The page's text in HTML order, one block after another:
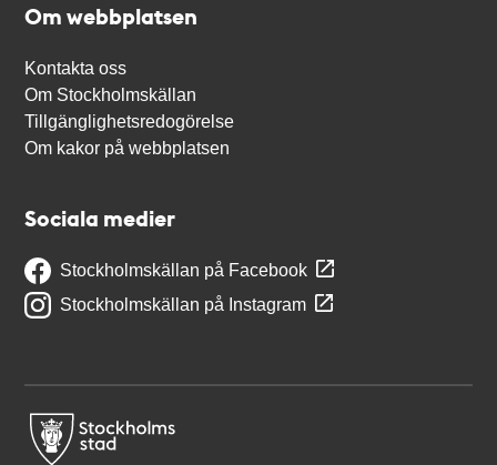
Om webbplatsen
Kontakta oss
Om Stockholmskällan
Tillgänglighetsredogörelse
Om kakor på webbplatsen
Sociala medier
Stockholmskällan på Facebook
Stockholmskällan på Instagram